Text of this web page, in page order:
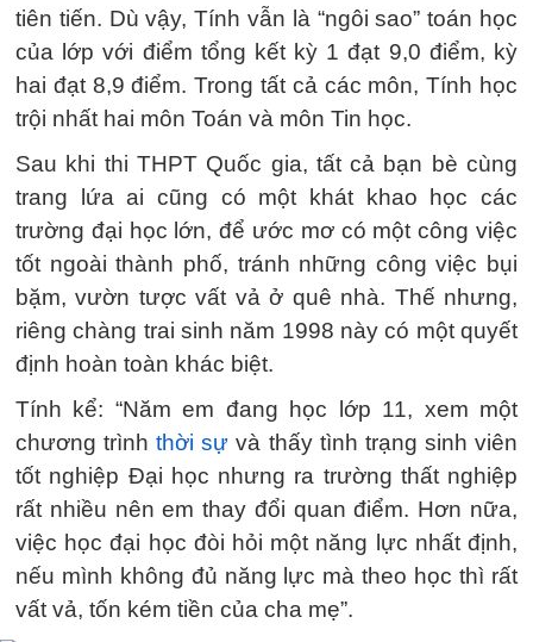
tiên tiến. Dù vậy, Tính vẫn là “ngôi sao” toán học
của lớp với điểm tổng kết kỳ 1 đạt 9,0 điểm, kỳ
hai đạt 8,9 điểm. Trong tất cả các môn, Tính học
trội nhất hai môn Toán và môn Tin học.
Sau khi thi THPT Quốc gia, tất cả bạn bè cùng
trang lứa ai cũng có một khát khao học các
trường đại học lớn, để ước mơ có một công việc
tốt ngoài thành phố, tránh những công việc bụi
bặm, vườn tược vất vả ở quê nhà. Thế nhưng,
riêng chàng trai sinh năm 1998 này có một quyết
định hoàn toàn khác biệt.
Tính kể: “Năm em đang học lớp 11, xem một
chương trìnhthời sự và thấy tình trạng sinh viên
tốt nghiệp Đại học nhưng ra trường thất nghiệp
rất nhiều nên em thay đổi quan điểm. Hơn nữa,
việc học đại học đòi hỏi một năng lực nhất định,
nếu mình không đủ năng lực mà theo học thì rất
vất vả, tốn kém tiền của cha mẹ”.